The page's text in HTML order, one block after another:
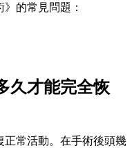
的常見問題：
久才能完全恢
正常活動。在手術後頭幾